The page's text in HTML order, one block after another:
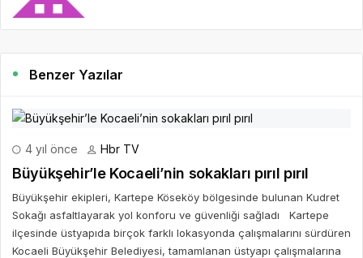
Benzer Yazılar
4 yıl önce Hbr TV
Büyükşehir’le Kocaeli’nin sokakları pırıl pırıl
Büyükşehir ekipleri, Kartepe Köseköy bölgesinde bulunan Kudret
Sokağı asfaltlayarak yol konforu ve güvenliği sağladı Kartepe
ilçesinde üstyapıda birçok farklı lokasyonda çalışmalarını sürdüren
Kocaeli Büyükşehir Belediyesi, tamamlanan üstyapı çalışmalarına